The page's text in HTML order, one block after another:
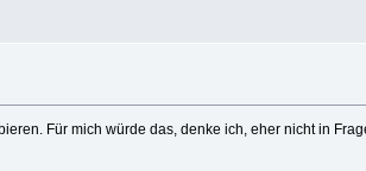
Für mich würde das, denke ich, eher nicht in